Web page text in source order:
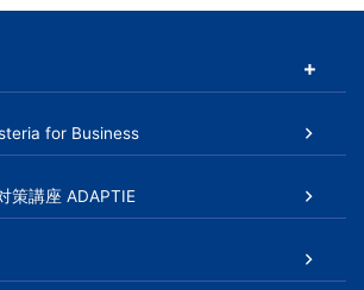
for Business
策講座 ADAPTIE